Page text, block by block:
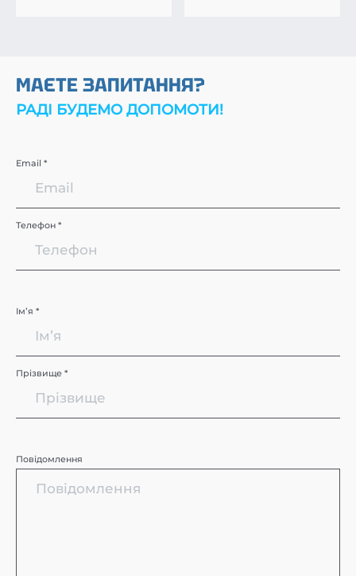
МАЄТЕ ЗАПИТАННЯ?
РАДІ БУДЕМО ДОПОМОТИ!
Email *
Телефон *
Імʼя *
Прізвище *
Повідомлення